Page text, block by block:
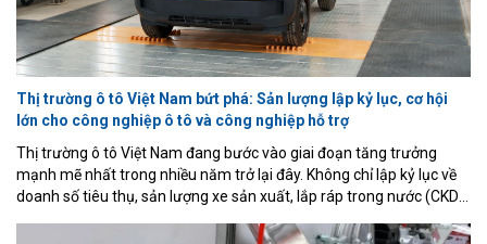
Thị trường ô tô Việt Nam bứt phá: Sản lượng lập kỷ lục, cơ hội
lớn cho công nghiệp ô tô và công nghiệp hỗ trợ
Thị trường ô tô Việt Nam đang bước vào giai đoạn tăng trưởng
mạnh mẽ nhất trong nhiều năm trở lại đây. Không chỉ lập kỷ lục về
doanh số tiêu thụ, sản lượng xe sản xuất, lắp ráp trong nước (CKD)